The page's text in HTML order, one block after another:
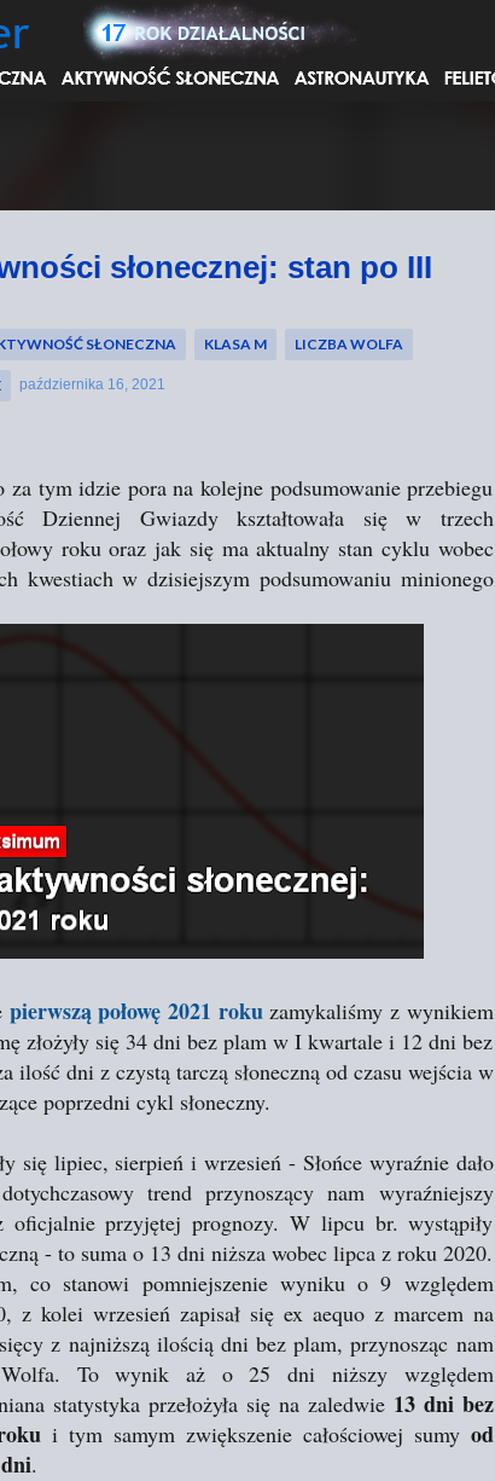
Przejdź do głównej zawartości
słonecznej: stan po III
SŁONECZNA KLASA M LICZBA WOLFA
października 16, 2021
tym idzie pora na kolejne podsumowanie przebiegu
Dziennej Gwiazdy kształtowała się w trzech
roku oraz jak się ma aktualny stan cyklu wobec
kwestiach w dzisiejszym podsumowaniu minionego
pierwszą połowę 2021 rokuzamykaliśmy z wynikiem
złożyły się 34 dni bez plam w I kwartale i 12 dni bez
dni z czystą tarczą słoneczną od czasu wejścia w
poprzedni cykl słoneczny.
się lipiec, sierpień i wrzesień - Słońce wyraźnie dało
trend przynoszący nam wyraźniejszy
przyjętej prognozy. W lipcu br. wystąpiły
- to suma o 13 dni niższa wobec lipca z roku 2020.
co stanowi pomniejszenie wyniku o 9 względem
z kolei wrzesień zapisał się ex aequo z marcem na
z najniższą ilością dni bez plam, przynosząc nam
To wynik aż o 25 dni niższy względem
statystyka przełożyła się na zaledwie 13 dni bez
i tym samym zwiększenie całościowej sumy od
.